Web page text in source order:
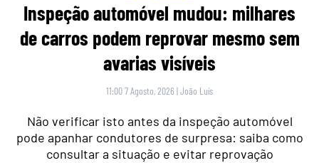
Inspeção automóvel mudou: milhares
de carros podem reprovar mesmo sem
avarias visíveis
11:00 7 Agosto, 2026 |João Luís
Não verificar isto antes da inspeção automóvel
pode apanhar condutores de surpresa: saiba como
consultar a situação e evitar reprovação